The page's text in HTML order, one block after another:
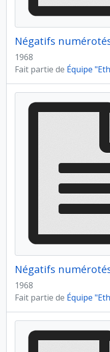
Négatifs
1968
Fait partie de Équipe
Négatifs
1968
Fait partie de Équipe